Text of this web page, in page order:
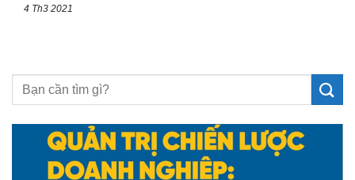
4 Th3 2021